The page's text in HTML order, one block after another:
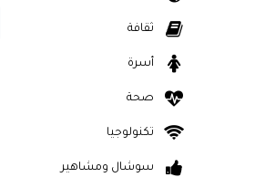
ثقافة
أسرة
صحة
تكنولوجيا
سوشال ومشاهير